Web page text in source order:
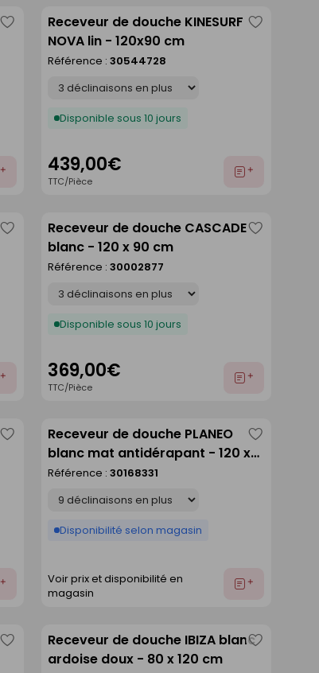
Enregistrer
comme
Receveur de douche KINESURF
NOVA lin - 120x90 cm
Référence : 30544728
Disponible sous 10 jours
439,00€
TTC/Pièce
Ajouter
Enregistrer
comme
Receveur de douche CASCADE
blanc - 120 x 90 cm
Référence : 30002877
Disponible sous 10 jours
369,00€
TTC/Pièce
Ajouter
Enregistrer
comme
Receveur de douche PLANEO
blanc mat antidérapant - 120 x
90 cm
Référence : 30168331
Disponibilité selon magasin
Voir prix et disponibilité en
magasin
Ajouter
comme
Enregistrer
comme
Receveur de douche IBIZA blanc
ardoise doux - 80 x 120 cm